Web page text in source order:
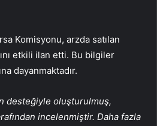
Komisyonu, arzda satılan
etkili ilan etti. Bu bilgiler
dayanmaktadır.
desteğiyle oluşturulmuş,
incelenmiştir. Daha fazla